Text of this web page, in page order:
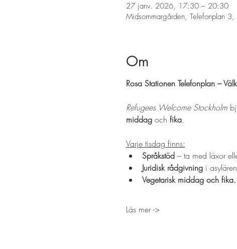
27 janv. 2026, 17:30 – 20:30
Midsommargården, Telefonplan
Om
Rosa Stationen Telefonplan –
Refugees Welcome Stockholm
middag och fika.
Varje tisdag finns:
Språkstöd – ta med läxor
Juridisk rådgivning i
Vegetarisk middag och fika.
Läs mer ->